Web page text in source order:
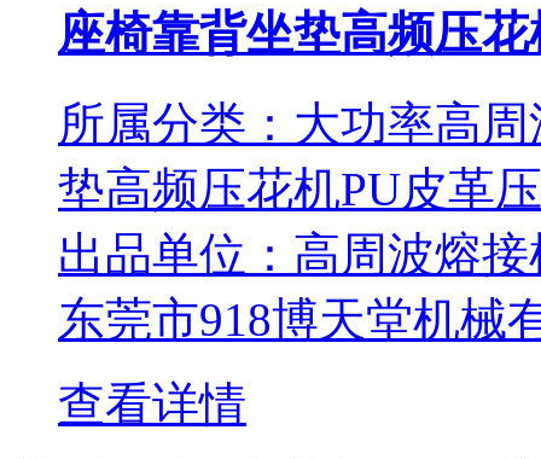
座椅靠背坐垫高频压
所属分类：大功率高
垫高频压花机PU皮革
出品单位：高周波熔
东莞市918博天堂机
查看详情